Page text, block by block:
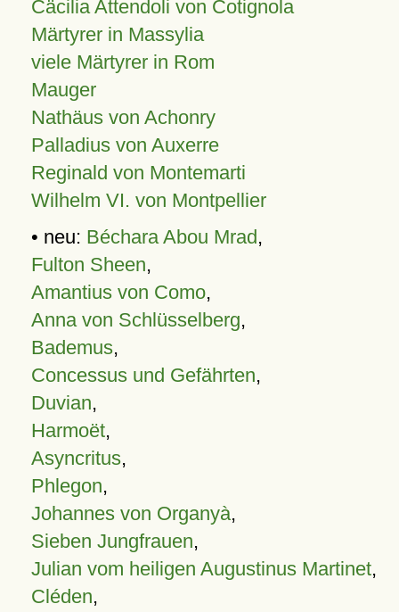
Cäcilia Attendoli von Cotignola
Märtyrer in Massylia
viele Märtyrer in Rom
Mauger
Nathäus von Achonry
Palladius von Auxerre
Reginald von Montemarti
Wilhelm VI. von Montpellier
• neu: Béchara Abou Mrad,
Fulton Sheen,
Amantius von Como,
Anna von Schlüsselberg,
Bademus,
Concessus und Gefährten,
Duvian,
Harmoët,
Asyncritus,
Phlegon,
Johannes von Organyà,
Sieben Jungfrauen,
Julian vom heiligen Augustinus Martinet,
Cléden,